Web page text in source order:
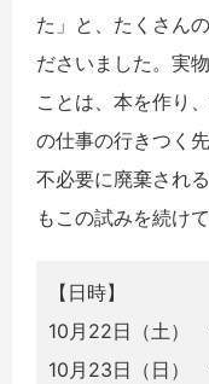
た」と、たくさん
ださいました。実
ことは、本を作り
の仕事の行きつく
不必要に廃棄され
もこの試みを続け
【日時】
10月22日（土）
10月23日（日）